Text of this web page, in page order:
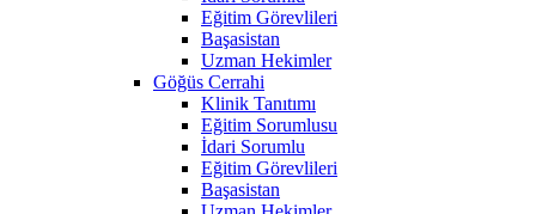
Eğitim Görevlileri
Başasistan
Uzman Hekimler
Göğüs Cerrahi
Klinik Tanıtımı
Eğitim Sorumlusu
İdari Sorumlu
Eğitim Görevlileri
Başasistan